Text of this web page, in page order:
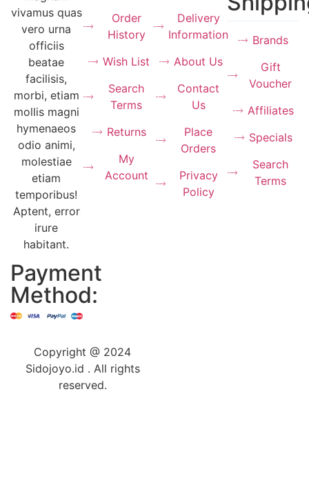
vivamus quas
vero urna
officiis
beatae
facilisis,
morbi, etiam
mollis magni
hymenaeos
odio animi,
molestiae
etiam
temporibus!
Aptent, error
irure
habitant.
Payment
Method:
Order
History
Wish List
Search
Terms
Returns
My
Account
Delivery
Information
About Us
Contact
Us
Place
Orders
Privacy
Policy
Brands
Gift
Voucher
Affiliates
Specials
Search
Terms
Copyright @ 2024
Sidojoyo.id . All rights
reserved.